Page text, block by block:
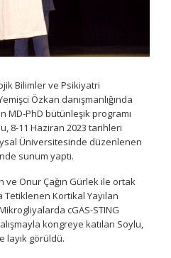
Bilimler ve Psikiyatri
Özkan danışmanlığında
MD-PhD bütünleşik programı
8-11 Haziran 2023 tarihleri
Üniversitesinde düzenlenen
sunum yaptı.
ve Onur Çağın Gürlek ile ortak
Kortikal Yayılan
cGAS-STING
kongreye katılan Soylu,
layık görüldü.